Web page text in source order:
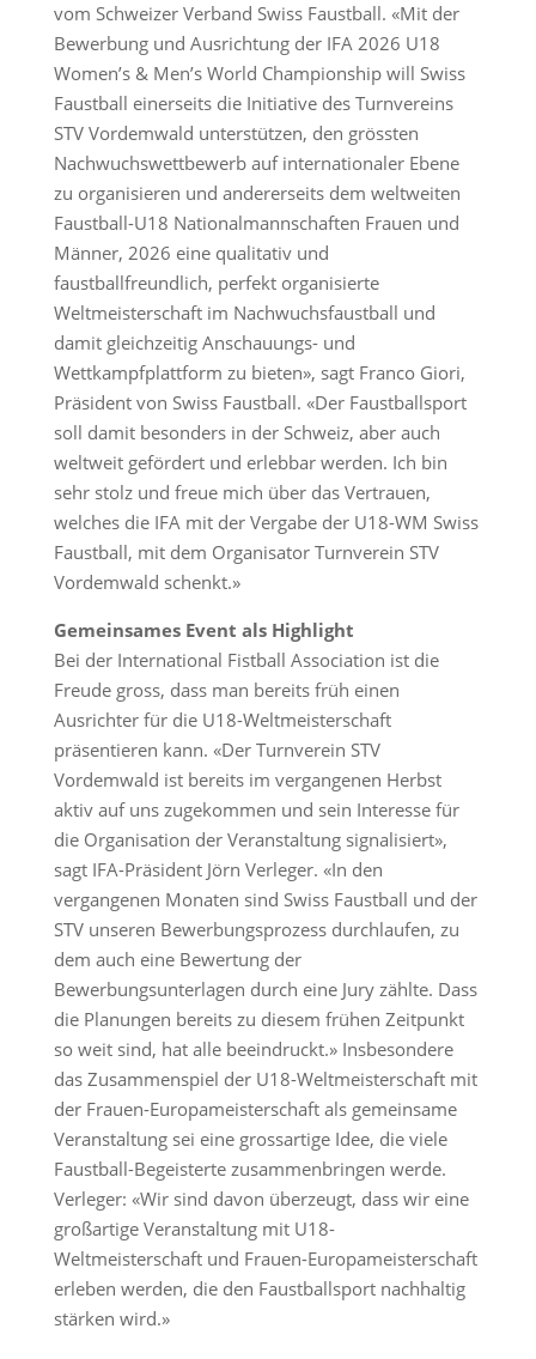
vom Schweizer Verband Swiss Faustball. «Mit der
Bewerbung und Ausrichtung der IFA 2026 U18
Women’s & Men’s World Championship will Swiss
Faustball einerseits die Initiative des Turnvereins
STV Vordemwald unterstützen, den grössten
Nachwuchswettbewerb auf internationaler Ebene
zu organisieren und andererseits dem weltweiten
Faustball-U18 Nationalmannschaften Frauen und
Männer, 2026 eine qualitativ und
faustballfreundlich, perfekt organisierte
Weltmeisterschaft im Nachwuchsfaustball und
damit gleichzeitig Anschauungs- und
Wettkampfplattform zu bieten», sagt Franco Giori,
Präsident von Swiss Faustball. «Der Faustballsport
soll damit besonders in der Schweiz, aber auch
weltweit gefördert und erlebbar werden. Ich bin
sehr stolz und freue mich über das Vertrauen,
welches die IFA mit der Vergabe der U18-WM Swiss
Faustball, mit dem Organisator Turnverein STV
Vordemwald schenkt.»
Gemeinsames Event als Highlight
Bei der International Fistball Association ist die
Freude gross, dass man bereits früh einen
Ausrichter für die U18-Weltmeisterschaft
präsentieren kann. «Der Turnverein STV
Vordemwald ist bereits im vergangenen Herbst
aktiv auf uns zugekommen und sein Interesse für
die Organisation der Veranstaltung signalisiert»,
sagt IFA-Präsident Jörn Verleger. «In den
vergangenen Monaten sind Swiss Faustball und der
STV unseren Bewerbungsprozess durchlaufen, zu
dem auch eine Bewertung der
Bewerbungsunterlagen durch eine Jury zählte. Dass
die Planungen bereits zu diesem frühen Zeitpunkt
so weit sind, hat alle beeindruckt.» Insbesondere
das Zusammenspiel der U18-Weltmeisterschaft mit
der Frauen-Europameisterschaft als gemeinsame
Veranstaltung sei eine grossartige Idee, die viele
Faustball-Begeisterte zusammenbringen werde.
Verleger: «Wir sind davon überzeugt, dass wir eine
großartige Veranstaltung mit U18-
Weltmeisterschaft und Frauen-Europameisterschaft
erleben werden, die den Faustballsport nachhaltig
stärken wird.»